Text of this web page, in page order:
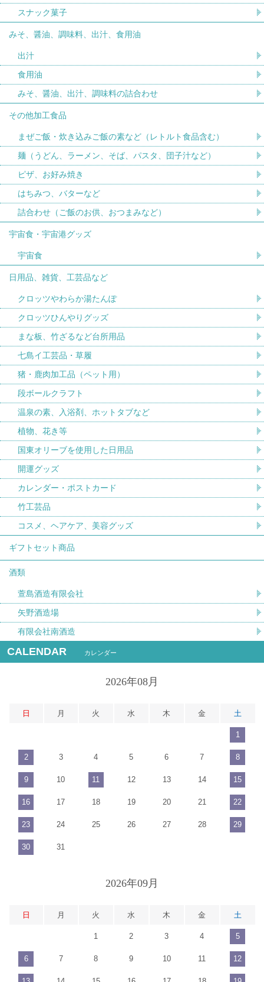
スナック菓子
みそ、醤油、調味料、出汁、食用油
出汁
食用油
みそ、醤油、出汁、調味料の詰合わせ
その他加工食品
まぜご飯・炊き込みご飯の素など（レトルト食品含む）
麺（うどん、ラーメン、そば、パスタ、団子汁など）
ピザ、お好み焼き
はちみつ、バターなど
詰合わせ（ご飯のお供、おつまみなど）
宇宙食・宇宙港グッズ
宇宙食
日用品、雑貨、工芸品など
クロッツやわらか湯たんぽ
クロッツひんやりグッズ
まな板、竹ざるなど台所用品
七島イ工芸品・草履
猪・鹿肉加工品（ペット用）
段ボールクラフト
温泉の素、入浴剤、ホットタブなど
植物、花き等
国東オリーブを使用した日用品
開運グッズ
カレンダー・ポストカード
竹工芸品
コスメ、ヘアケア、美容グッズ
ギフトセット商品
酒類
萱島酒造有限会社
矢野酒造場
有限会社南酒造
CALENDAR カレンダー
2026年08月
日 月 火 水 木 金 土
1
2 3 4 5 6 7 8
9 10 11 12 13 14 15
16 17 18 19 20 21 22
23 24 25 26 27 28 29
30 31
2026年09月
日 月 火 水 木 金 土
1 2 3 4 5
6 7 8 9 10 11 12